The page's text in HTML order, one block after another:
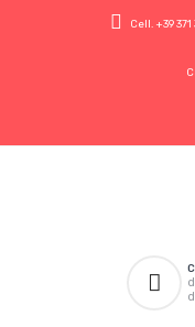
Cell. +39 371